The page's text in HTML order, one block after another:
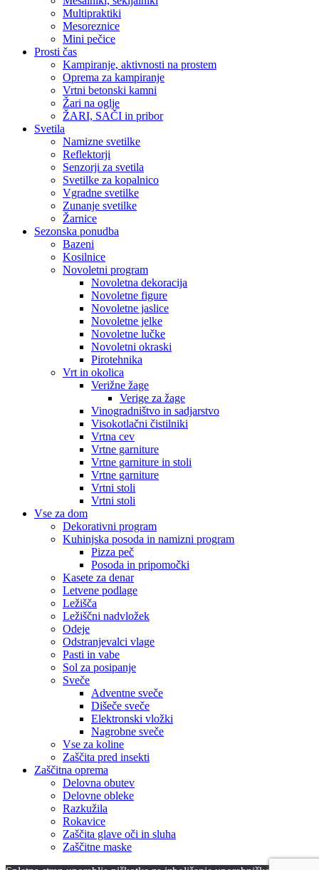
Multipraktiki
Mesoreznice
Mini pečice
Prosti čas
Kampiranje, aktivnosti na prostem
Oprema za kampiranje
Vrtni betonski kamni
Žari na oglje
ŽARI, SAČI in pribor
Svetila
Namizne svetilke
Reflektorji
Senzorji za svetila
Svetilke za kopalnico
Vgradne svetilke
Zunanje svetilke
Žarnice
Sezonska ponudba
Bazeni
Kosilnice
Novoletni program
Novoletna dekoracija
Novoletne figure
Novoletne jaslice
Novoletne jelke
Novoletne lučke
Novoletni okraski
Pirotehnika
Vrt in okolica
Verižne žage
Verige za žage
Vinogradništvo in sadjarstvo
Visokotlačni čistilniki
Vrtna cev
Vrtne garniture
Vrtne garniture in stoli
Vrtne garniture
Vrtni stoli
Vrtni stoli
Vse za dom
Dekorativni program
Kuhinjska posoda in namizni program
Pizza peč
Posoda in pripomočki
Kasete za denar
Letvene podlage
Ležišča
Ležiščni nadvložek
Odeje
Odstranjevalci vlage
Pasti in vabe
Sol za posipanje
Sveče
Adventne sveče
Dišeče sveče
Elektronski vložki
Nagrobne sveče
Vse za koline
Zaščita pred insekti
Zaščitna oprema
Delovna obutev
Delovne obleke
Razkužila
Rokavice
Zaščita glave oči in sluha
Zaščitne maske